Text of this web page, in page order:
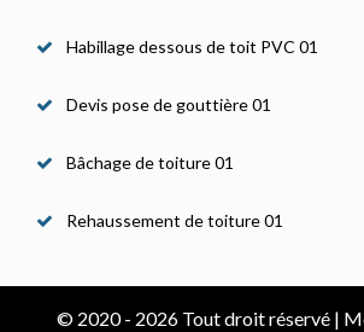
Habillage dessous de toit PVC 01
Devis pose de gouttière 01
Bâchage de toiture 01
Rehaussement de toiture 01
© 2020 - 2026 Tout droit réservé |